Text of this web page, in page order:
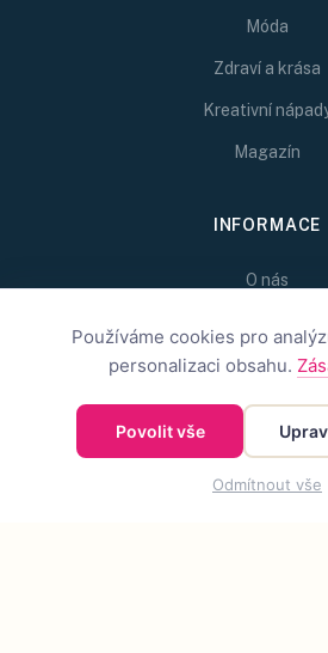
Móda
Zdraví a krása
Kreativní
Magazín
INFORMACE
O nás
Spolupráce
Zlatý Kolibřík
KONTAKT
Používáme cookies pro
personalizaci obsahu.
Povolit vše
Odmítnout vše